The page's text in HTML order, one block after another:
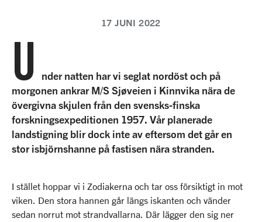
17 JUNI 2022
U
nder natten har vi seglat nordöst och på
morgonen ankrar M/S Sjøveien i Kinnvika nära de
övergivna skjulen från den svensks-finska
forskningsexpeditionen 1957. Vår planerade
landstigning blir dock inte av eftersom det går en
stor isbjörnshanne på fastisen nära stranden.
I stället hoppar vi i Zodiakerna och tar oss försiktigt in mot
viken. Den stora hannen går längs iskanten och vänder
sedan norrut mot strandvallarna. Där lägger den sig ner